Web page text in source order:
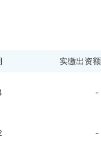
实缴出资
-
-